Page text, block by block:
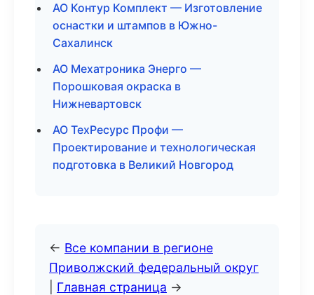
АО Контур Комплект — Изготовление
оснастки и штампов в Южно-
Сахалинск
АО Мехатроника Энерго —
Порошковая окраска в
Нижневартовск
АО ТехРесурс Профи —
Проектирование и технологическая
подготовка в Великий Новгород
← Все компании в регионе
Приволжский федеральный округ
Главная страница →